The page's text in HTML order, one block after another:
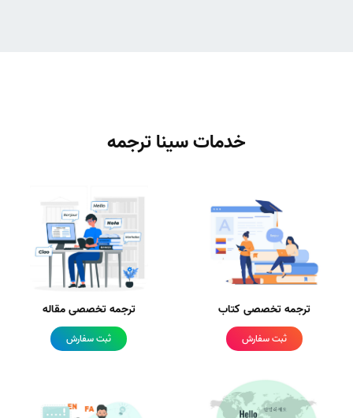
خدمات سینا ترجمه
ترجمه تخصصی کتاب
ثبت سفارش
ترجمه تخصصی مقاله
ثبت سفارش